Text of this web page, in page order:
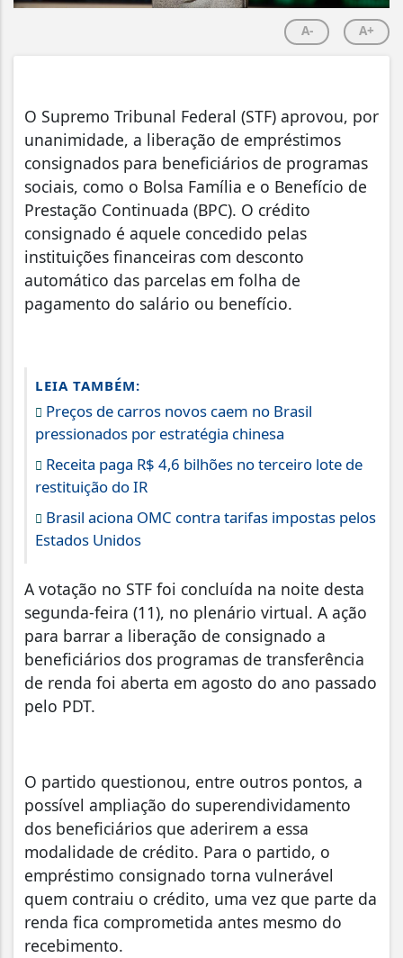
A- A+
O Supremo Tribunal Federal (STF) aprovou, por
unanimidade, a liberação de empréstimos
consignados para beneficiários de programas
sociais, como o Bolsa Família e o Benefício de
Prestação Continuada (BPC). O crédito
consignado é aquele concedido pelas
instituições financeiras com desconto
automático das parcelas em folha de
pagamento do salário ou benefício.
LEIA TAMBÉM:
Preços de carros novos caem no Brasil
pressionados por estratégia chinesa
Receita paga R$ 4,6 bilhões no terceiro lote de
restituição do IR
Brasil aciona OMC contra tarifas impostas pelos
Estados Unidos
A votação no STF foi concluída na noite desta
segunda-feira (11), no plenário virtual. A ação
para barrar a liberação de consignado a
beneficiários dos programas de transferência
de renda foi aberta em agosto do ano passado
pelo PDT.
O partido questionou, entre outros pontos, a
possível ampliação do superendividamento
dos beneficiários que aderirem a essa
modalidade de crédito. Para o partido, o
empréstimo consignado torna vulnerável
quem contraiu o crédito, uma vez que parte da
renda fica comprometida antes mesmo do
recebimento.